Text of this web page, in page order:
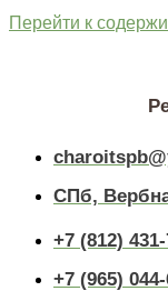
Перейти к
СПб,
+7 (812)
+7 (965)